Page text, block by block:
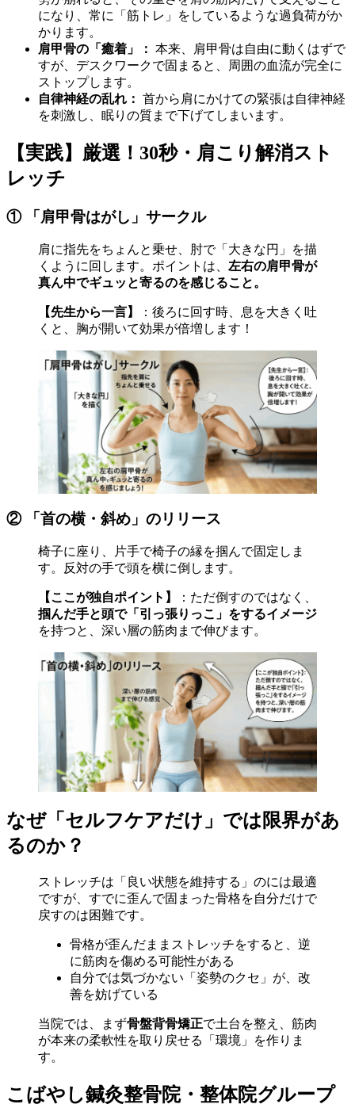
になり、常に「筋トレ」をしているような過負荷がか
かります。
肩甲骨の「癒着」： 本来、肩甲骨は自由に動くはずで
すが、デスクワークで固まると、周囲の血流が完全に
ストップします。
自律神経の乱れ： 首から肩にかけての緊張は自律神経
を刺激し、眠りの質まで下げてしまいます。
【実践】厳選！30秒・肩こり解消スト
レッチ
① 「肩甲骨はがし」サークル
肩に指先をちょんと乗せ、肘で「大きな円」を描
くように回します。ポイントは、 左右の肩甲骨が
真ん中でギュッと寄るのを感じること。
【先生から一言】
：後ろに回す時、息を大きく吐
くと、胸が開いて効果が倍増します！
② 「首の横・斜め」のリリース
椅子に座り、片手で椅子の縁を掴んで固定しま
す。反対の手で頭を横に倒します。
【ここが独自ポイント】
：ただ倒すのではなく、
掴んだ手と頭で「引っ張りっこ」をするイメージ
を持つと、深い層の筋肉まで伸びます。
なぜ「セルフケアだけ」では限界があ
るのか？
ストレッチは「良い状態を維持する」のには最適
ですが、すでに歪んで固まった骨格を自分だけで
戻すのは困難です。
骨格が歪んだままストレッチをすると、逆
に筋肉を傷める可能性がある
自分では気づかない「姿勢のクセ」が、改
善を妨げている
当院では、まず骨盤背骨矯正で土台を整え、筋肉
が本来の柔軟性を取り戻せる「環境」を作りま
す。
こばやし鍼灸整骨院・整体院グループ